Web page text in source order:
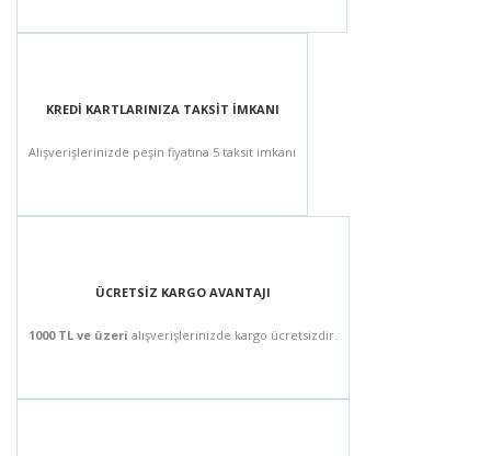
KREDİ KARTLARINIZA TAKSİT İMKANI
Alışverişlerinizde peşin fiyatına 5 taksit imkanı
ÜCRETSİZ KARGO AVANTAJI
1000 TL ve üzeri alışverişlerinizde kargo ücretsizdir.